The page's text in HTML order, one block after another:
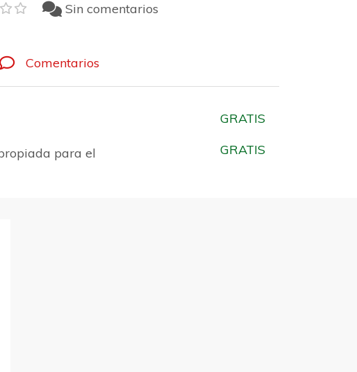
Sin comentarios
Comentarios
GRATIS
para el
GRATIS